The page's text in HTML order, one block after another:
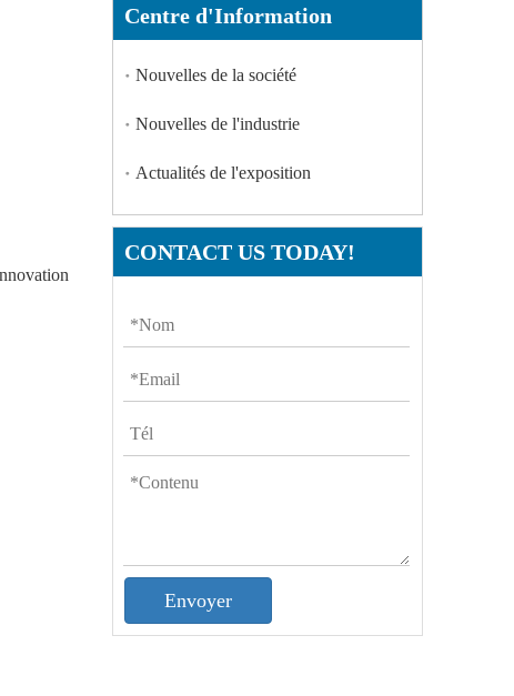
Centre d'Information
Nouvelles de la société
Nouvelles de l'industrie
Actualités de l'exposition
CONTACT US TODAY!
Envoyer